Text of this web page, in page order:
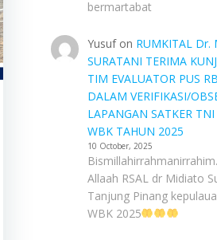
bermartabat
Yusufon RUMKITAL Dr.
SURATANI TERIMA
TIM EVALUATOR PUS
DALAM VERIFIKASI/
LAPANGAN SATKER TNI
WBK TAHUN 2025
10 October, 2025
Allaah RSAL dr Midiato
Tanjung Pinang
WBK 2025